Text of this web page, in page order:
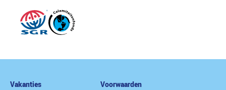
Vakanties
Voorwaarden